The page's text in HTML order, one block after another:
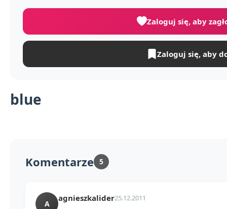
blue
Zaloguj się, aby
Zaloguj się, aby
Komentarze 5
A
agnieszkalider25.12.2011